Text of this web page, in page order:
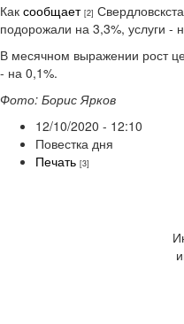
Как сообщает [2]
подорожали на 3,3%, услуги -
В месячном выражении рост
- на 0,1%.
Фото: Борис Ярков
12/10/2020 - 12:10
Повестка дня
Печать [3]